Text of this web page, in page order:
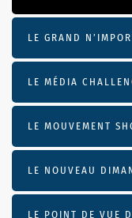
LE GRAND
LE MÉDIA
LE MOUVEMENT
LE NOUVEAU
LE POINT DE VUE